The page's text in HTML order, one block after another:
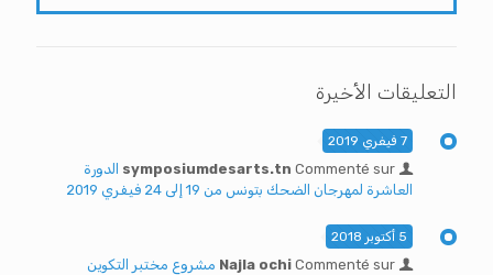
التعليقات الأخيرة
7 فيفري 2019
symposiumdesarts.tn Commenté sur
الدورة
العاشرة لمهرجان الضحك بتونس من 19 إلى 24 فيفري 2019
5 أكتوبر 2018
Najla ochi Commenté sur
مشروع مختبر التكوين